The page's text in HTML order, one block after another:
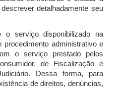
detalhadamente seu
o serviço disponibilizado na
procedimento administrativo e
o serviço prestado pelos
de Fiscalização e
Dessa forma, para
de direitos, denúncias,